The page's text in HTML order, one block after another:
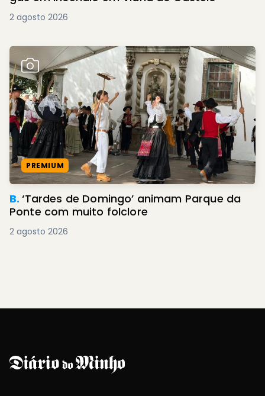
2 agosto 2026
PREMIUM
B.‘Tardes de Domingo’ animam Parque da
Ponte com muito folclore
2 agosto 2026